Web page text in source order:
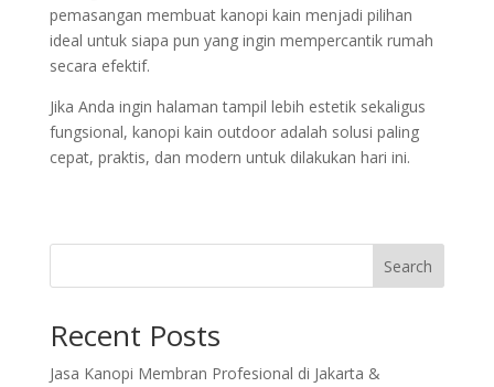
pemasangan membuat kanopi kain menjadi pilihan
ideal untuk siapa pun yang ingin mempercantik rumah
secara efektif.
Jika Anda ingin halaman tampil lebih estetik sekaligus
fungsional, kanopi kain outdoor adalah solusi paling
cepat, praktis, dan modern untuk dilakukan hari ini.
Search
Recent Posts
Jasa Kanopi Membran Profesional di Jakarta &